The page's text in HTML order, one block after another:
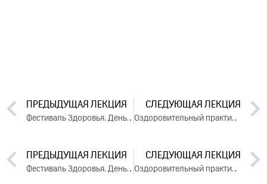
ПРЕДЫДУЩАЯ ЛЕКЦИЯ
Фестиваль Здоровья. День 4. Часть 2 (2025)
СЛЕДУЮЩАЯ ЛЕКЦИЯ
Оздоровительный практикум «Победа над судьбой». День 1. Часть 2 (2025)
ПРЕДЫДУЩАЯ ЛЕКЦИЯ
Фестиваль Здоровья. День 4. Часть 2 (2025)
СЛЕДУЮЩАЯ ЛЕКЦИЯ
Оздоровительный практикум «Победа над судьбой». День 1. Часть 2 (2025)